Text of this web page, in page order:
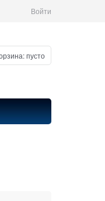
Войти
пусто